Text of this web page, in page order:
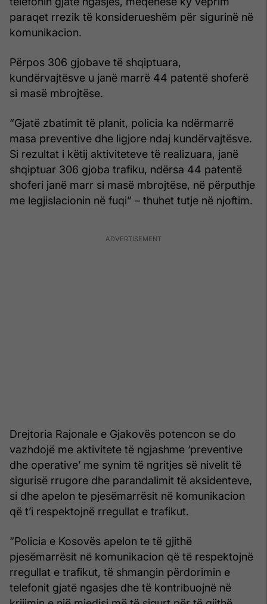
paraqet rrezik të konsiderueshëm për sigurinë në
komunikacion.
Përpos 306 gjobave të shqiptuara,
kundërvajtësve u janë marrë 44 patentë shoferë
si masë mbrojtëse.
“Gjatë zbatimit të planit, policia ka ndërmarrë
masa preventive dhe ligjore ndaj kundërvajtësve.
Si rezultat i këtij aktiviteteve të realizuara, janë
shqiptuar 306 gjoba trafiku, ndërsa 44 patentë
shoferi janë marr si masë mbrojtëse, në përputhje
me legjislacionin në fuqi” – thuhet tutje në njoftim.
Drejtoria Rajonale e Gjakovës potencon se do
vazhdojë me aktivitete të ngjashme ‘preventive
dhe operative’ me synim të ngritjes së nivelit të
sigurisë rrugore dhe parandalimit të aksidenteve,
si dhe apelon te pjesëmarrësit në komunikacion
që t’i respektojnë rregullat e trafikut.
“Policia e Kosovës apelon te të gjithë
pjesëmarrësit në komunikacion që të respektojnë
rregullat e trafikut, të shmangin përdorimin e
telefonit gjatë ngasjes dhe të kontribuojnë në